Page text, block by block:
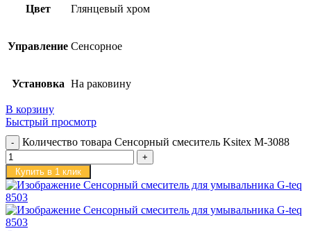
Цвет Глянцевый хром
Управление Сенсорное
Установка На раковину
В корзину
Быстрый просмотр
Количество товара Сенсорный смеситель Ksitex M-3088
Купить в 1 клик